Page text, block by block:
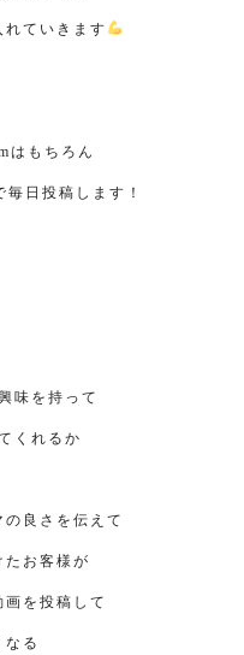
ていきます
はもちろん
日投稿します！
味を持って
くれるか
良さを伝えて
たお客様が
を投稿して
なる